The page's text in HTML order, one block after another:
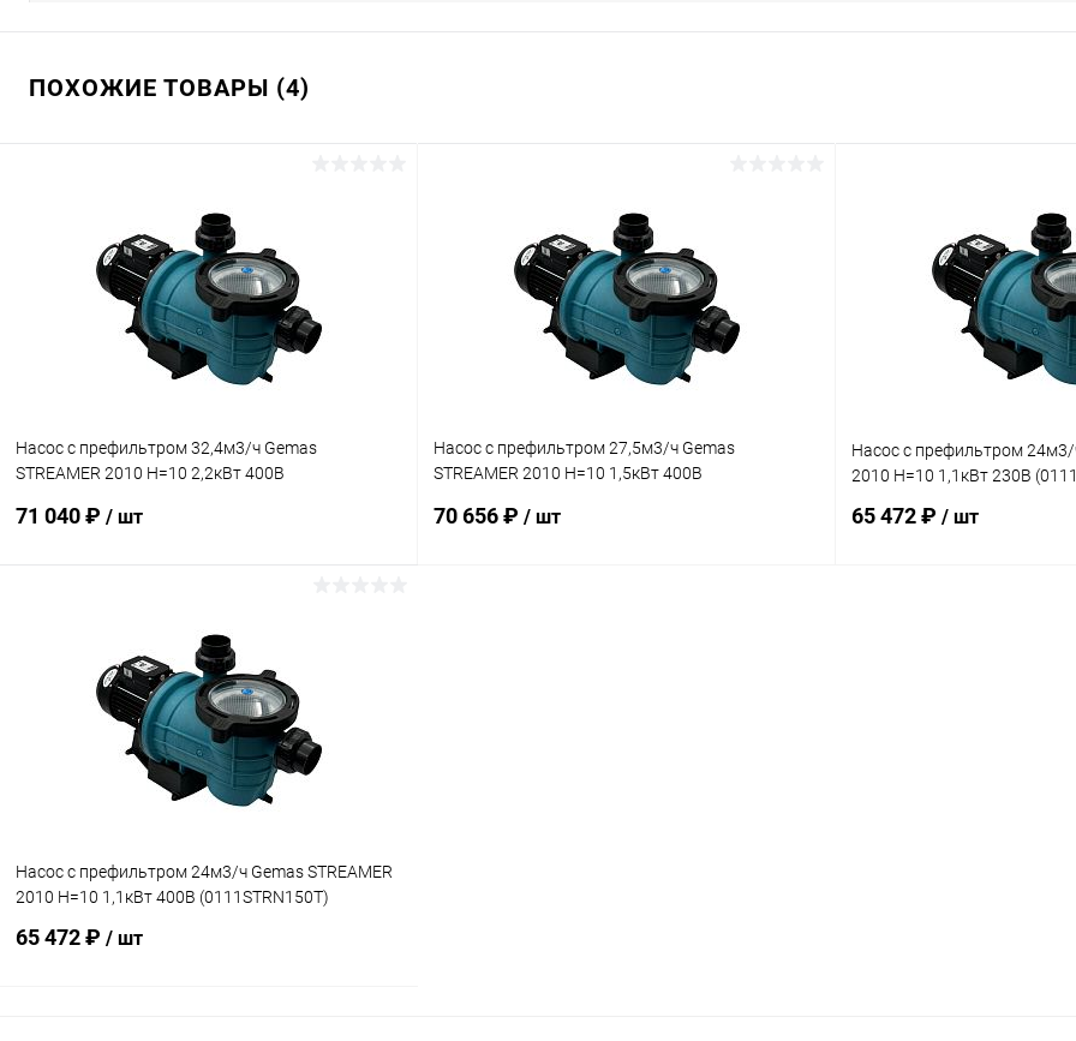
ПОХОЖИЕ ТОВАРЫ (4)
Насос с префильтром 32,4м3/ч Gemas
STREAMER 2010 Н=10 2,2кВт 400В
71 040 ₽ / шт
В избранное
К сравнению В наличии
Насос с префильтром 27,5м3/ч Gemas
STREAMER 2010 Н=10 1,5кВт 400В
70 656 ₽ / шт
Насос с префильтром 24м3/
2010 Н=10 1,1кВт 230В
65 472 ₽ / шт
Насос с префильтром 24м3/ч Gemas STREAMER
2010 Н=10 1,1кВт 400В (0111STRN150T)
65 472 ₽ / шт